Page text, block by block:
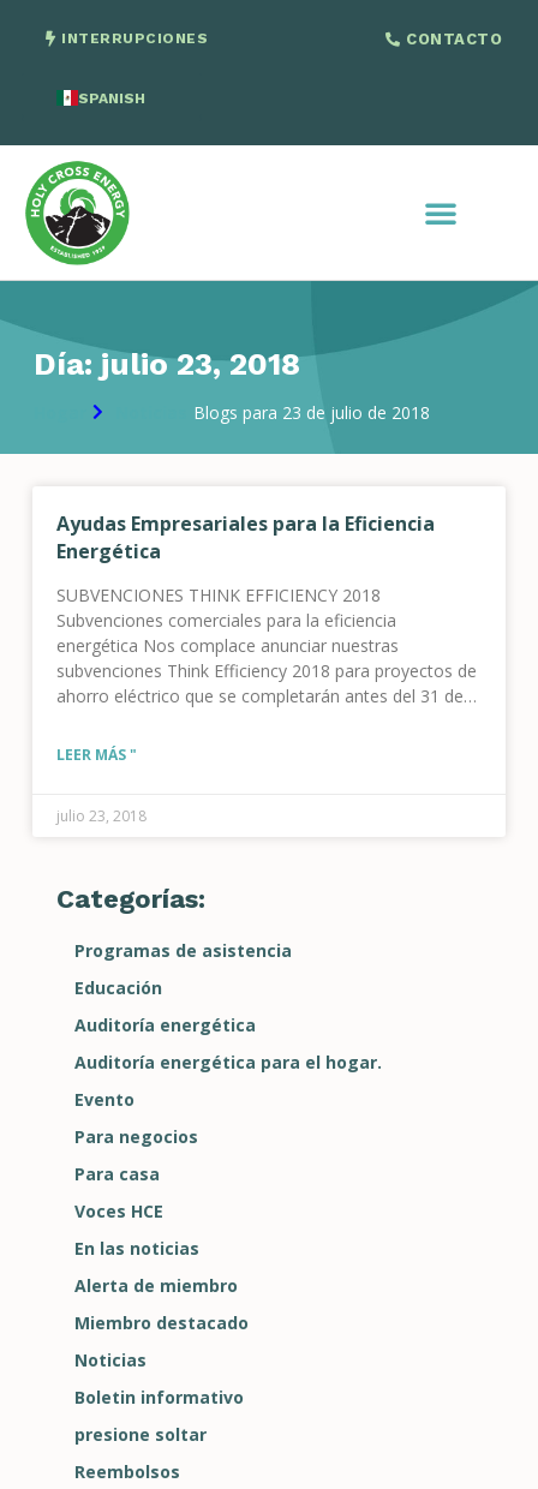
INTERRUPCIONES CONTACTO
SPANISH
Día: julio 23, 2018
Blogs para 23 de julio de 2018
Ayudas Empresariales para la Eficiencia
Energética
SUBVENCIONES THINK EFFICIENCY 2018
Subvenciones comerciales para la eficiencia
energética Nos complace anunciar nuestras
subvenciones Think Efficiency 2018 para proyectos de
ahorro eléctrico que se completarán antes del 31 de
este año: $200.000 para pequeñas y medianas
LEER MÁS "
julio 23, 2018
Categorías:
Programas de asistencia
Educación
Auditoría energética
Auditoría energética para el hogar.
Evento
Para negocios
Para casa
Voces HCE
En las noticias
Alerta de miembro
Miembro destacado
Noticias
Boletin informativo
presione soltar
Reembolsos